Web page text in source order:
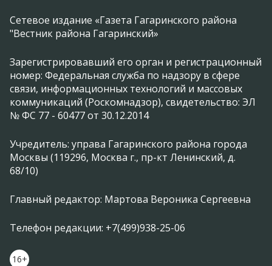
Сетевое издание «Газета Гагаринского района
"Вестник района Гагаринский»
Зарегистрировавший его орган и регистрационный
номер: Федеральная служба по надзору в сфере
связи, информационных технологий и массовых
коммуникаций (Роскомнадзор), свидетельство: ЭЛ
№ ФС 77 - 60477 от 30.12.2014
Учредитель: управа Гагаринского района города
Москвы (119296, Москва г., пр-кт Ленинский, д.
68/10)
Главный редактор: Мартова Вероника Сергеевна
Телефон редакции: +7(499)938-25-06
16+